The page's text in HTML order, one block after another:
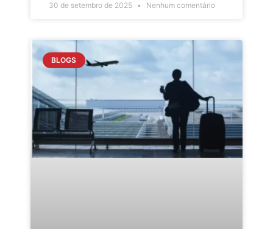
30 de setembro de 2025 Nenhum comentário
BLOGS